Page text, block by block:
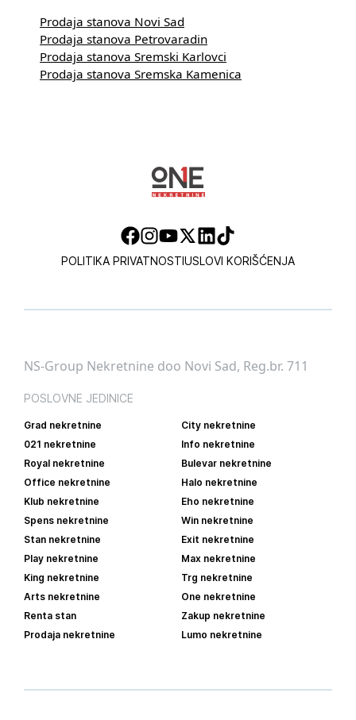
Prodaja stanova Novi Sad
Prodaja stanova Petrovaradin
Prodaja stanova Sremski Karlovci
Prodaja stanova Sremska Kamenica
POLITIKA PRIVATNOSTIUSLOVI KORIŠĆENJA
NS-Group Nekretnine doo Novi Sad, Reg.br. 711
POSLOVNE JEDINICE
Grad nekretnine
City nekretnine
021 nekretnine
Info nekretnine
Royal nekretnine
Bulevar nekretnine
Office nekretnine
Halo nekretnine
Klub nekretnine
Eho nekretnine
Spens nekretnine
Win nekretnine
Stan nekretnine
Exit nekretnine
Play nekretnine
Max nekretnine
King nekretnine
Trg nekretnine
Arts nekretnine
One nekretnine
Renta stan
Zakup nekretnine
Prodaja nekretnine
Lumo nekretnine